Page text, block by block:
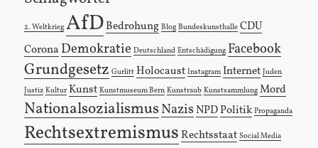
2. Weltkrieg AfD Bedrohung Blog Bundeskunsthalle CDU
Corona Demokratie Deutschland Entschädigung Facebook
Grundgesetz Gurlitt Holocaust Instagram Internet Juden
Justiz Kultur Kunst Kunstmuseum Bern Kunstraub Kunstsammlung Mord
NationalsozialismusNazis NPD Politik Propaganda
Rechtsextremismus Rechtsstaat Social Media